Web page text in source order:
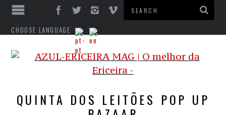
CHOOSE LANGUAGE
QUINTA DOS LEITÕES POP UP